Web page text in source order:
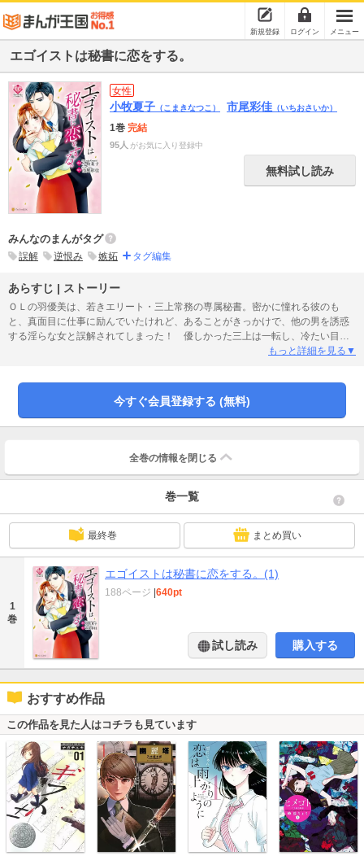
新規登録 ログイン メニュー
エゴイストは秘書に恋をする。
女性
小牧夏子 （こまきなつこ） 市尾彩佳 （いちおさいか）
1巻 完結
95人 がお気に入り登録中
無料試し読み
みんなのまんがタグ
誤解 逆恨み 嫉妬 タグ編集
あらすじ | ストーリー
ＯＬの羽優美は、若きエリート・三上常務の専属秘書。密かに憧れる彼のも
と、真面目に仕事に励んでいたけれど、あることがきっかけで、他の男を誘惑
する淫らな女と誤解されてしまった！ 優しかった三上は一転し、冷たい目で
言い放つ。「男に飢えているなら俺が相手をしてやるよ」。その日から羽優美
もっと詳細を見る▼
今すぐ会員登録する (無料)
全巻の情報を 閉じる
巻一覧
最終巻 まとめ買い
1
巻
エゴイストは秘書に恋をする。(1)
188ページ |640pt
試し読み 購入する
おすすめ作品
この作品を見た人はコチラも見ています